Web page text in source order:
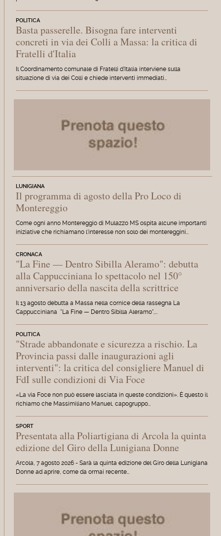
POLITICA
Basta passerelle. Bisogna fare interventi
concreti in via dei Colli a Massa: la critica di
Fratelli d'Italia
Il Coordinamento comunale di Fratelli d'Italia interviene sulla
situazione di via dei Colli e chiede interventi immediati…
LUNIGIANA
Il programma di agosto della Pro Loco di
Montereggio
Come ogni anno Montereggio di Mulazzo MS ospita alcune importanti
iniziative che richiamano l'interesse non solo dei montereggini…
CRONACA
"La Fine — Dentro Sibilla Aleramo": debutta
alla Cappucciniana lo spettacolo nel 150°
anniversario della nascita della scrittrice
Il 13 agosto debutta a Massa nella cornice della rassegna La
Cappucciniana "La Fine — Dentro Sibilla Aleramo",…
POLITICA
"Strade abbandonate e sicurezza a rischio. La
Provincia passi dalle inaugurazioni agli
interventi": la critica del consigliere Manuel di
FdI sulle condizioni di Via Foce
«La via Foce non può essere lasciata in queste condizioni». È questo il
richiamo che Massimiliano Manuel, capogruppo…
SPORT
Presentata alla Poliartigiana di Arcola la quinta
edizione del Giro della Lunigiana Donne
Arcola, 7 agosto 2026 - Sarà la quinta edizione del Giro della Lunigiana
Donne ad aprire, come da ormai recente…